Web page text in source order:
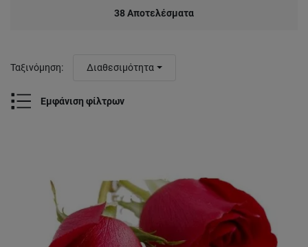
38Αποτελέσματα
Εμφάνιση φίλτρων
Ταξινόμηση: Διαθεσιμότητα